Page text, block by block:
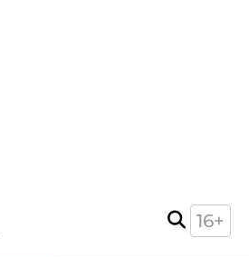
16+